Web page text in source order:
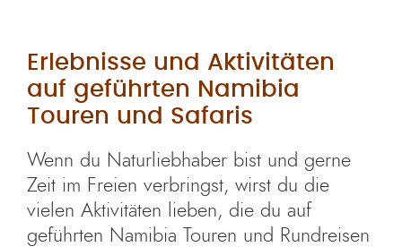
Erlebnisse und Aktivitäten
auf geführten Namibia
Touren und Safaris
Wenn du Naturliebhaber bist und gerne
Zeit im Freien verbringst, wirst du die
vielen Aktivitäten lieben, die du auf
geführten Namibia Touren und Rundreisen